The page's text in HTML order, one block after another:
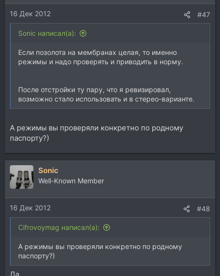
16 Дек 2012 #47
Sonic написал(а):
Если позолота на мембранах целая, то именно
режимы и надо проверять и приводить в норму.
После отстройки ту пару, что я ревизировал,
возможно стало использовать и в стерео-варианте.
А режимы вы проверяли конкретно по родному
паспорту?)
Sonic
Well-Known Member
16 Дек 2012 #48
Cifrovoymag написал(а):
А режимы вы проверяли конкретно по родному
паспорту?)